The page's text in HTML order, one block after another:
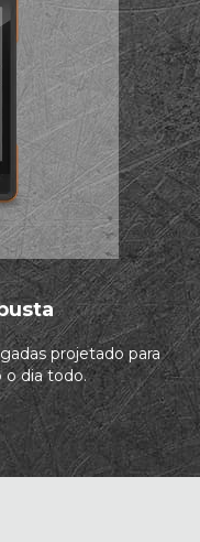
projetado para
dia todo.